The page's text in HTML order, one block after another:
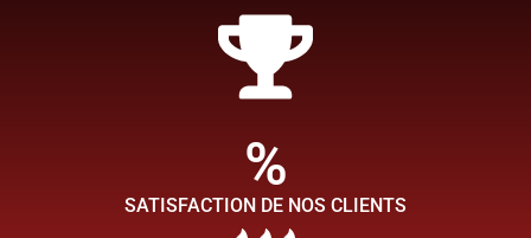
SATISFACTION DE NOS CLIENTS
%